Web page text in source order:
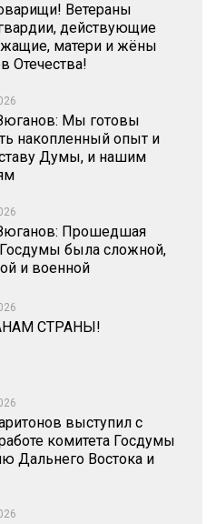
Ветераны
действующие
матери и жёны
Отечества!
Мы готовы
накопленный опыт и
Думы, и нашим
Прошедшая
Госдумы была сложной,
и военной
СТРАНЫ!
выступил с
комитета Госдумы
Дальнего Востока и